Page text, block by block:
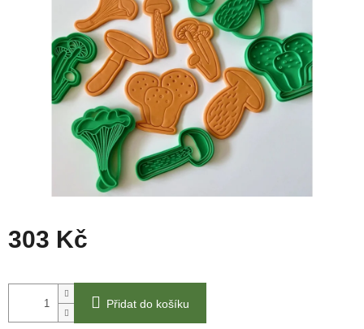
303 Kč
cena:
Přidat do košíku